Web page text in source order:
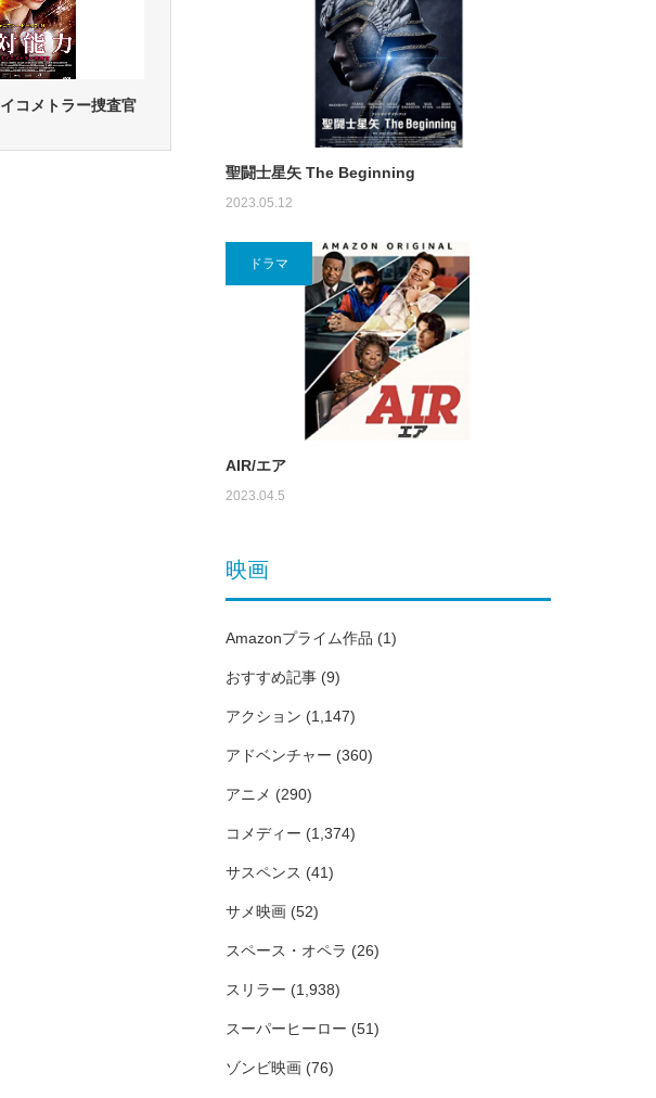
コメトラー捜査官
聖闘士星矢 The Beginning
2023.05.12
ドラマ
AIR/エア
2023.04.5
映画
Amazonプライム作品 (1)
おすすめ記事 (9)
アクション (1,147)
アドベンチャー (360)
アニメ (290)
コメディー (1,374)
サスペンス (41)
サメ映画 (52)
スペース・オペラ (26)
スリラー (1,938)
スーパーヒーロー (51)
ゾンビ映画 (76)